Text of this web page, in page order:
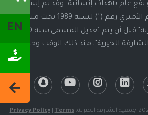
EN
عام بأهداف إنسانية. وقد تم إنشاء
ذلك الصرح بالمرسوم الأميري رقم (1) لسنة 1989 تحت مسمى
"جمعية الأعمال الخيرية" قبل أن يتم تعديل المسمى سنة 2000م،
الخيرية"، منذ ذلك الوقت وحتى الآن
Privacy Policy|Terms